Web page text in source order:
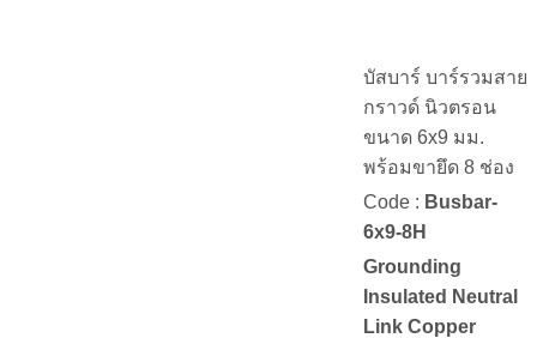
บัสบาร์ บาร์รวมสาย
กราวด์ นิวตรอน
ขนาด 6x9 มม.
พร้อมขายึด 8 ช่อง
Code : Busbar-
6x9-8H
Grounding
Insulated Neutral
Link Copper